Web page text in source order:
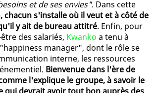
et de ses envies". Dans cette
chacun s'installe où il veut et à côté de
y ait de bureau attitré. Enfin, pour
des salariés, Kwanko a tenu à
manager", dont le rôle se
interne, les ressources
Bienvenue dans l'ère de
l'explique le groupe, à savoir le